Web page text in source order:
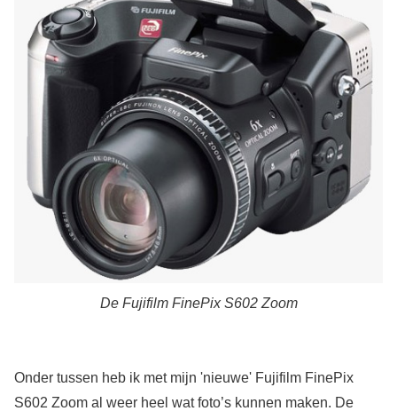
De Fujifilm FinePix S602 Zoom
Onder tussen heb ik met mijn 'nieuwe' Fujifilm FinePix
S602 Zoom al weer heel wat foto’s kunnen maken. De